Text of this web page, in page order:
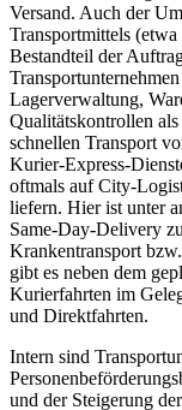
Versand. Auch der
Transportmittels
Bestandteil der
Lagerverwaltung,
Qualitätskontrollen
schnellen Transport
Kurier-Express-
oftmals auf City-
liefern. Hier ist unter
Same-Day-Delivery
Krankentransport
gibt es neben dem
Kurierfahrten im
und Direktfahrten.
Intern sind
und der Steigerung